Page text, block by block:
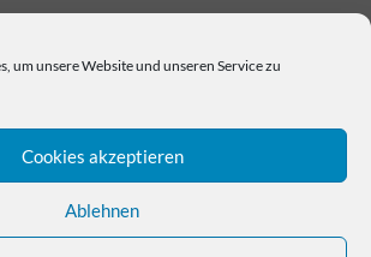
um unsere Website und unseren Service zu
Cookies akzeptieren
Ablehnen
Saarland
Schleswig-Holstein